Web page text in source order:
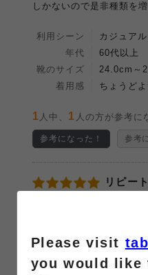
しかないので是非種類を
利用シーン
カジュアル
年代
60代以上
靴のサイズ
24.0cm～
着用感
ちょうどよ
1 人中、 1 人の方が参考に
参考になった！ 参考
リピート
履きやすい素材も良い
利用シーン
カジュアル
Please visit
you would like